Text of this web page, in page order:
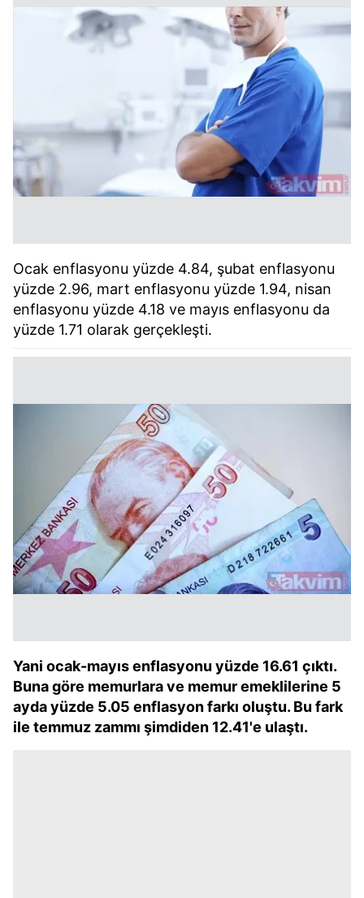
Ocak enflasyonu yüzde 4.84, şubat enflasyonu
yüzde 2.96, mart enflasyonu yüzde 1.94, nisan
enflasyonu yüzde 4.18 ve mayıs enflasyonu da
yüzde 1.71 olarak gerçekleşti.
Yani ocak-mayıs enflasyonu yüzde 16.61 çıktı.
Buna göre memurlara ve memur emeklilerine 5
ayda yüzde 5.05 enflasyon farkı oluştu. Bu fark
ile temmuz zammı şimdiden 12.41'e ulaştı.